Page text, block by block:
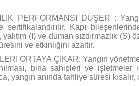
PERFORMANSI DÜŞER :
Kapı
yalıtım (I) ve duman sızdırmazlık
ve etkinliğini azaltır.
ORTAYA ÇIKAR: Yangın
bina sahipleri ve işletmeler
yangın anında tahliye süresi kısalır,